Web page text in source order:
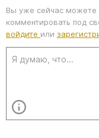
Вы уже сейчас можете
комментировать под
войдите или